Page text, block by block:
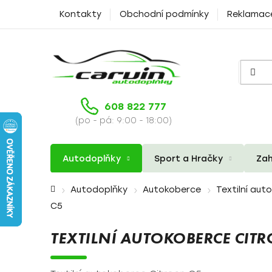
Kontakty Obchodní podmínky
608 822 777
(po - pá: 9:00 - 18:00)
Autodoplňky Sport a Hračky
Domů Autodoplňky Autokoberce Textilní
C5
TEXTILNÍ AUTOKOBERCE